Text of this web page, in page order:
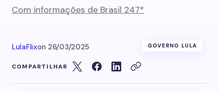
Com informações de Brasil 247*
LulaFlixon 26/03/2025 GOVERNO LULA
COMPARTILHAR